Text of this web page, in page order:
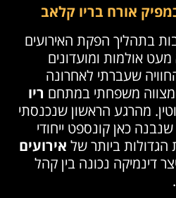
אורח בריו קלאב
בתהליך הפקת האירועים
אולמות ומועדונים
שעברתי לאחרונה
משפחתי במתחם ריו
מהרגע הראשון שנכנסתי
כאן קונספט ייחודי
ביותר של אירועים
דינמיקה נכונה בין קהל